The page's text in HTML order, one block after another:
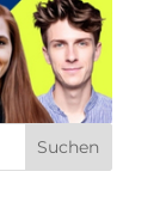
Suchen